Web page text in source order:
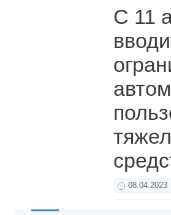
С 11
08.04.2023